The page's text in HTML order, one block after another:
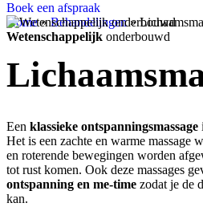
Boek een afspraak
Altijd hetzelfde,vertrouwde gezicht
Dermatocosmetisch, Belgische merken
Wetenschappelijk onderbouwd
Praktijk inDeinzeenMachelen
Home»Behandelingen»
Een klassieke ontspanningsmassage
Het is een zachte en warme massage
en roterende bewegingen worden
tot rust komen. Ook deze massages
ontspanning en me-time zodat je de
kan.